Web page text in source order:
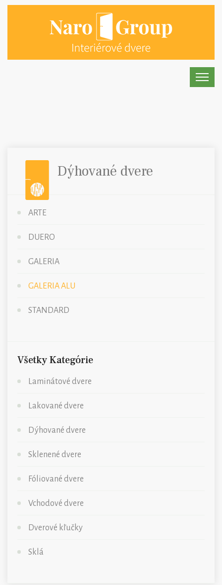
Dýhované dvere
ARTE
DUERO
GALERIA
GALERIA ALU
STANDARD
Všetky Kategórie
Laminátové dvere
Lakované dvere
Dýhované dvere
Sklenené dvere
Fóliované dvere
Vchodové dvere
Dverové kľučky
Sklá